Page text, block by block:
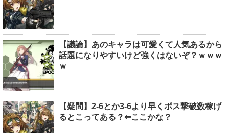
【議論】あのキャラは可愛くて人気あるから
話題になりやすいけど強くはないぞ？ｗｗｗ
ｗ
【疑問】2-6とか3-6より早くボス撃破数稼げ
るとこってある？⇐ここかな？